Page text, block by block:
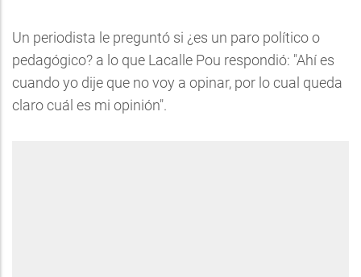
Un periodista le preguntó si ¿es un paro político o
pedagógico? a lo que Lacalle Pou respondió: "Ahí es
cuando yo dije que no voy a opinar, por lo cual queda
claro cuál es mi opinión".